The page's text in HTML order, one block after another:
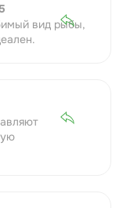
вид рыбы,